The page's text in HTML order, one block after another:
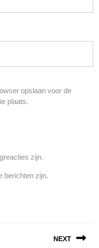
opslaan voor de
plaats.
zijn.
berichten zijn.
NEXT